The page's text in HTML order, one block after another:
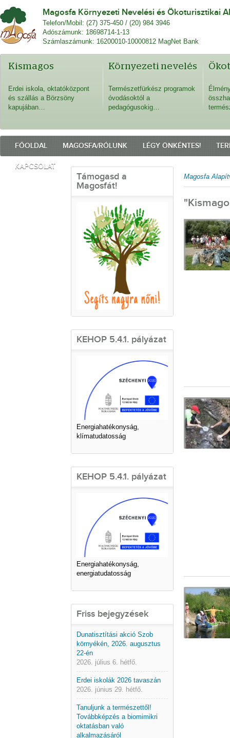
Magosfa Környezeti Nevelési és Ökoturisztikai
Telefon/Mobil: (27) 375-450 / (20) 984 3946
Adószámunk: 18698714-1-13
Számlaszámunk: 16200010-10000812 MagNet Bank
Kismagos
Erdei iskola, oktatóközpont
és szállás a Börzsöny
kapujában…
Környezeti nevelés
Természetfürkész programok
óvodásoktól a
pedagógusokig…
FŐOLDAL MAGOSFA/RÓLUNK LÉGY ÖNKÉNTES!
KAPCSOLAT
Támogasd a
Magosfát!
KEHOP 5.4.1. pályázat
Energiahatékonyság,
klímatudatosság
KEHOP 5.4.1. pályázat
Energiahatékonyság,
energiatudatosság
Friss bejegyzések
Dunatisztítási akció Szob
környékén, 2026. augusztus
22-én
2026. július 6. hétfő.
Erdei iskolák 2026 tavaszán
2026. június 29. hétfő.
Tanuljunk a természettől!
Továbbképzés a biomimikri
oktatásban való
alkalmazásáról
Magosfa